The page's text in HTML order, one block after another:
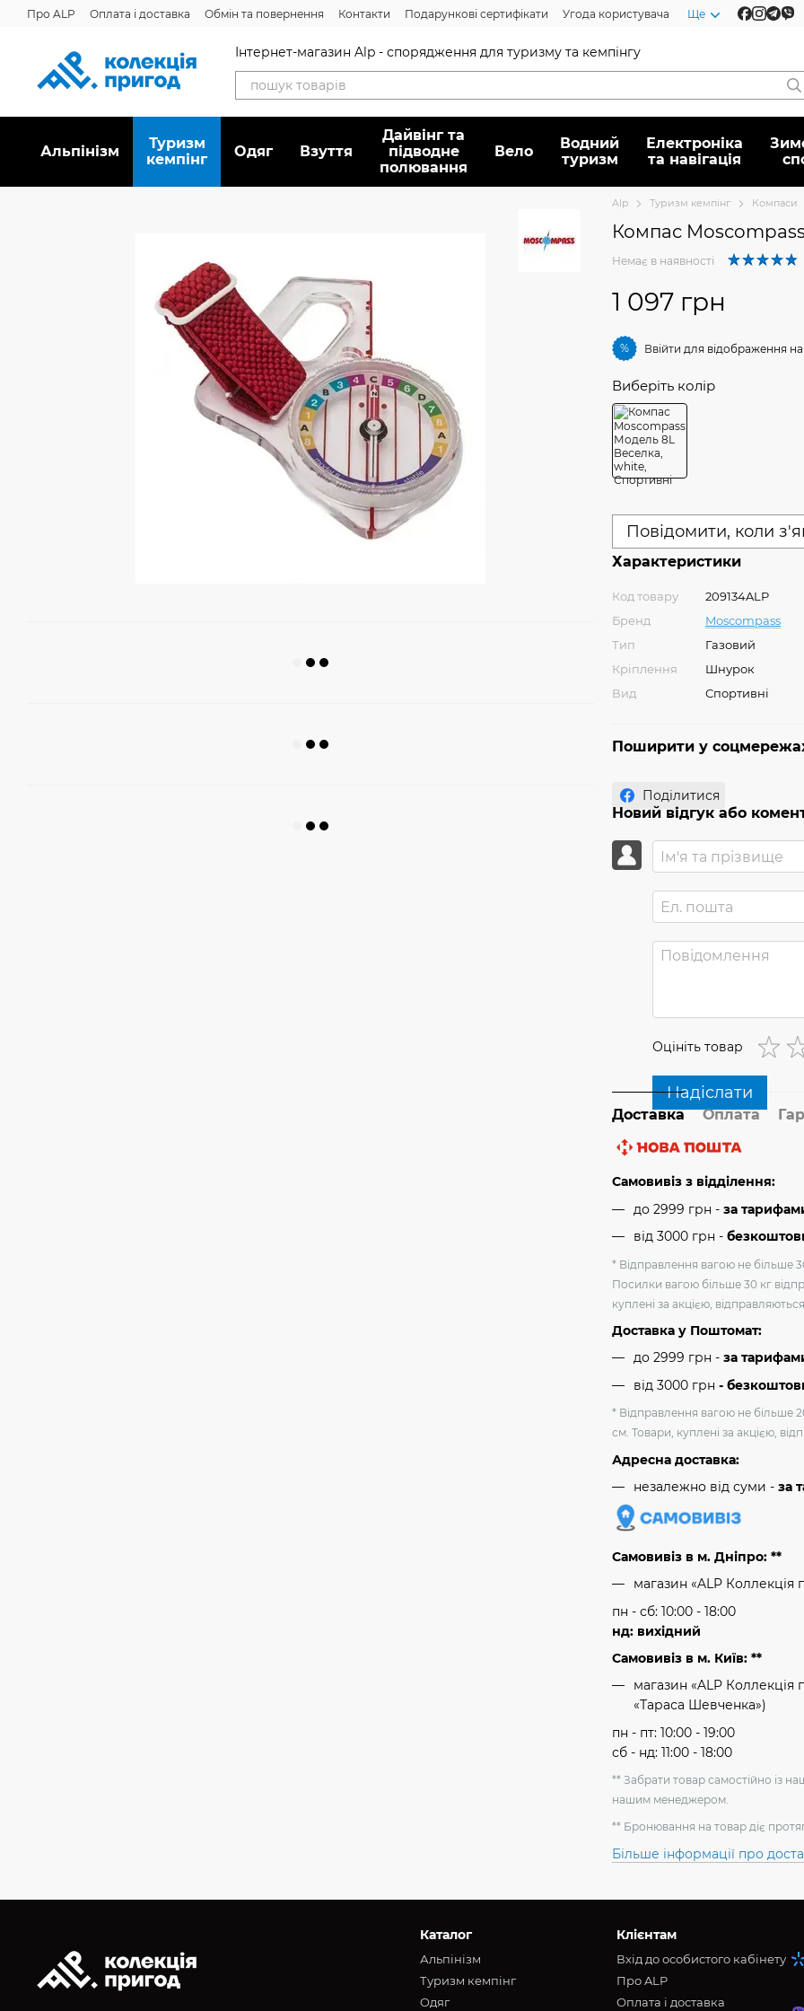
Перейти до основного контенту
Про ALP Оплата і доставка Обмін та повернення Контакти Подарункові сертифікати Угода користувача Ще
Інтернет-магазин Alp - спорядження для туризму та кемпінгу
Альпінізм
Туризм
кемпінг
Oдяг Взуття
Дайвінг та
підводне
полювання
Вело
Водний
туризм
Електроніка
та навігація
Alp Туризм кемпінг Компаси
Компас
Немає в наявності
1 097 грн
% Ввійти для відображення
Виберіть колір
Повідомити, коли
Характеристики
Код товару
209134ALP
Бренд
Moscompass
Тип
Газовий
Кріплення
Шнурок
Вид
Спортивні
Поширити у
Поділитися
Новий відгук або
Оцініть товар
Надіслати
Доставка Оплата
Самовивіз з відділення:
до 2999 грн - за
від 3000 грн -
* Відправлення вагою не більше
Посилки вагою більше 30 кг
куплені за акцією,
Доставка у Поштомат:
до 2999 грн - за
від 3000 грн -
* Відправлення вагою не більше
см. Товари, куплені за акцією,
Адресна доставка:
незалежно від суми - за
Самовивіз в м. Дніпро: **
магазин «ALP
пн - сб: 10:00 - 18:00
нд: вихідний
Самовивіз в м. Київ: **
магазин «ALP Коллекція
«Тараса Шевченка»)
пн - пт: 10:00 - 19:00
сб - нд: 11:00 - 18:00
** Забрати товар самостійно із
нашим менеджером.
** Бронювання на товар діє
Більше інформації про
Каталог
Альпінізм
Туризм кемпінг
Oдяг
Клієнтам
Вхід до особистого кабінету
Про ALP
Оплата і доставка